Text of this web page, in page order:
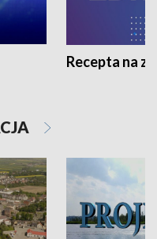
Recepta na